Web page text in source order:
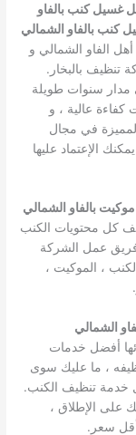
غسيل كنب بالفاو
كنب بالفاو الشمالي
الفاو الشمالي و
تنظيف بالبخار.
سنوات طويلة
كفاءة عالية ، و
في مجال
الإعتماد عليها
بالفاو الشمالي
كل محتويات الكنب
فريق عمل الشركة
، الموكيت ،
الشمالي
أفضل خدمات
، ما عليك سوى
خدمة تنظيف الكنب.
على الإطلاق ،
سعر.